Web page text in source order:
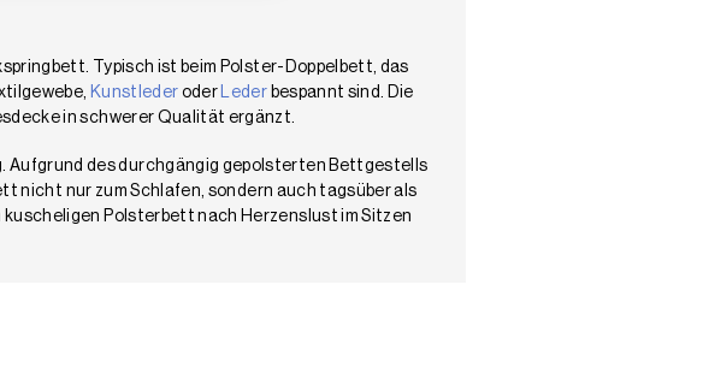
Typisch ist beim Polster-Doppelbett, das
Kunstleder oder Leder bespannt sind. Die
in schwerer Qualität ergänzt.
Aufgrund des durchgängig gepolsterten Bettgestells
nicht nur zum Schlafen, sondern auch tagsüber als
kuscheligen Polsterbett nach Herzenslust im Sitzen